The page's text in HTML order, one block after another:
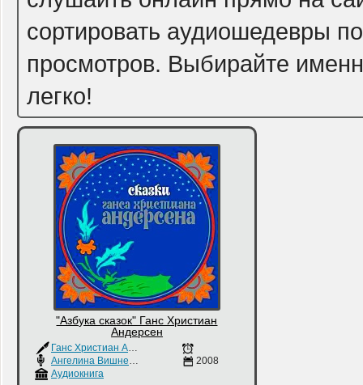
сортировать аудиошедевры
просмотров. Выбирайте
легко!
"Азбука сказок" Ганс Христиан
Андерсен
Ганс Христиан Андерсен
Ангелина Вишневская
Аудиокнига
2008